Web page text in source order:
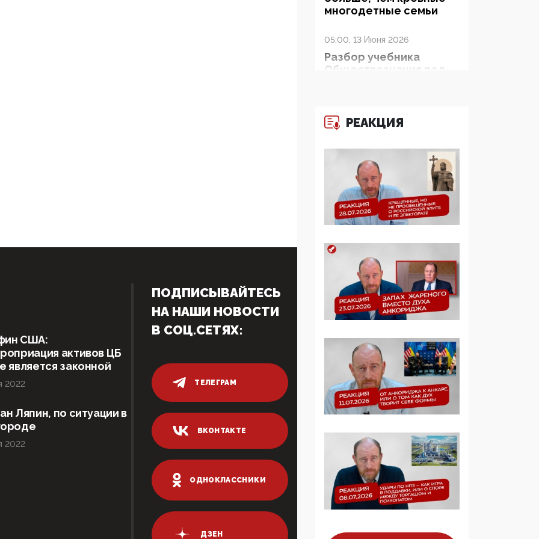
многодетные семьи
05:00, 13 Июня 2026
Разбор учебника
Обществознания под
ценности и немного
двоемыслия
11:53, 09 Июня 2026
Прокуратура наконец
увидела
экстремистскую
деятельность ИИТО
цифроглобалисты
продолжают
определять повестку в
образовании
09:43, 01 Июня 2026
граждан: Минцифры
намерено отобрать у
регионов и
муниципалитетов право
защищать жилые дома
и социальные объекты
от ЭМИ
05:58, 26 Мая 2026
Роскомнадзор
освободили от борца с
деструктивным и
опасным контентом
РЕАКЦИЯ
США:
активов ЦБ
является законной
2022
Ляпин, по ситуации в
2022
ПОДПИСЫВАЙТЕСЬ
НА НАШИ НОВОСТИ
В СОЦ.СЕТЯХ:
ТЕЛЕГРАМ
ВКОНТАКТЕ
ОДНОКЛАССНИКИ
ДЗЕН